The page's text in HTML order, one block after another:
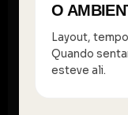
O
Layout,
Quando
esteve ali.